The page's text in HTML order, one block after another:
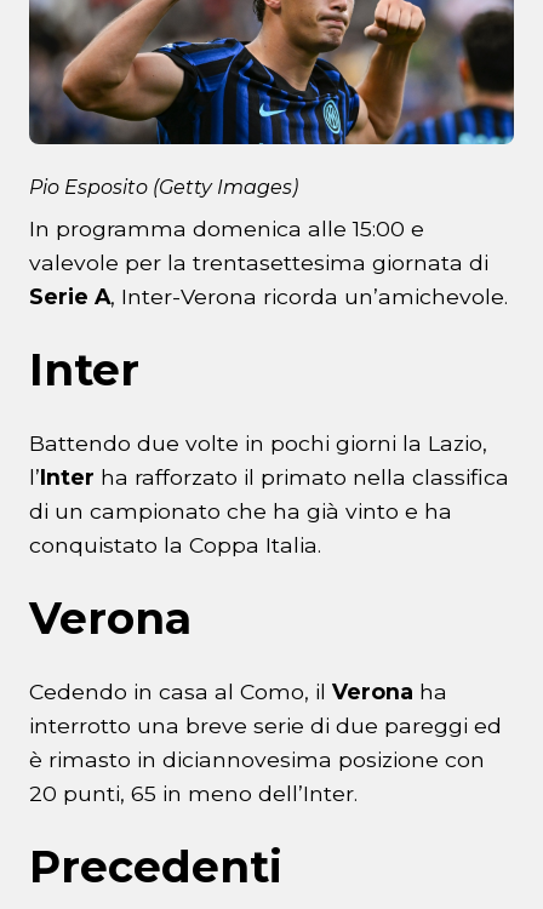
Pio Esposito (Getty Images)
In programma domenica alle 15:00 e
valevole per la trentasettesima giornata di
Serie A, Inter-Verona ricorda un’amichevole.
Inter
Battendo due volte in pochi giorni la Lazio,
l’Inter ha rafforzato il primato nella classifica
di un campionato che ha già vinto e ha
conquistato la Coppa Italia.
Verona
Cedendo in casa al Como, il Verona ha
interrotto una breve serie di due pareggi ed
è rimasto in diciannovesima posizione con
20 punti, 65 in meno dell’Inter.
Precedenti